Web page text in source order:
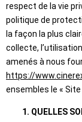
respect de la vie
politique de
la façon la plus
collecte,
amenés à nous
https://
ensembles le « Site
1. QUELLES